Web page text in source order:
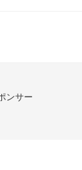
ンサー